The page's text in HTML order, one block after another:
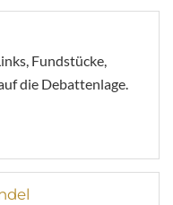
Fundstücke,
die Debattenlage.